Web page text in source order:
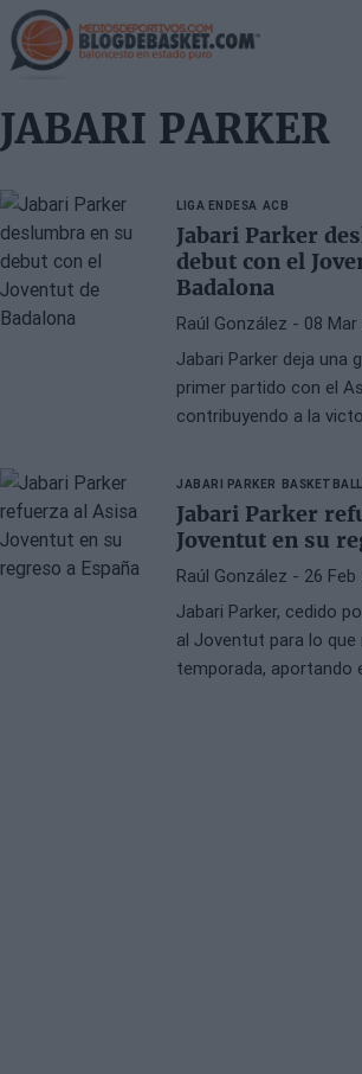
Skip
to
main
JABARI PARKER
LIGA ENDESA ACB
Jabari Parker
debut con el
Badalona
Raúl González - 08 Mar
Jabari Parker deja una
primer partido con el
contribuyendo a la
JABARI PARKER
Jabari Parker
Joventut en su
Raúl González - 26 Feb
Jabari Parker, cedido
al Joventut para lo que
temporada, aportando